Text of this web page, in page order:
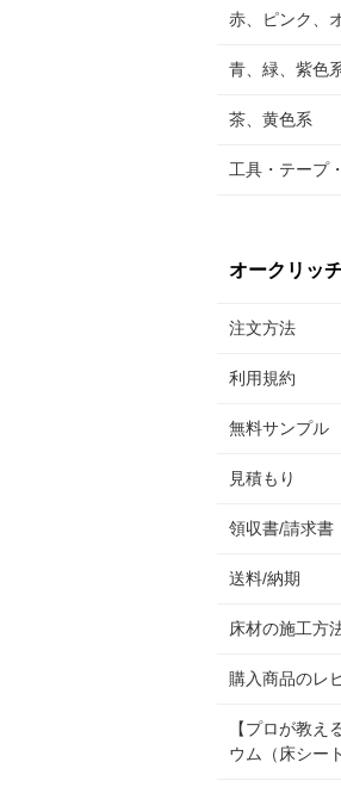
赤、ピンク、
青、緑、紫色
茶、黄色系
工具・テープ
オークリッ
注文方法
利用規約
無料サンプル
見積もり
領収書/請求書
送料/納期
床材の施工方
購入商品のレ
【プロが教え
ウム（床シー